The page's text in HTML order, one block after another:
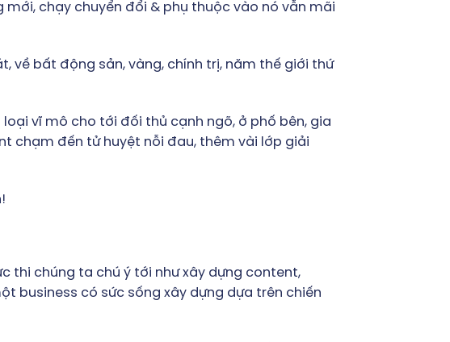
chạy chuyển đổi & phụ thuộc vào nó vẫn mãi
về bất động sản, vàng, chính trị, năm thế giới thứ
vĩ mô cho tới đối thủ cạnh ngõ, ở phố bên, gia
chạm đến tử huyệt nỗi đau, thêm vài lớp giải
thi chúng ta chú ý tới như xây dựng content,
business có sức sống xây dựng dựa trên chiến